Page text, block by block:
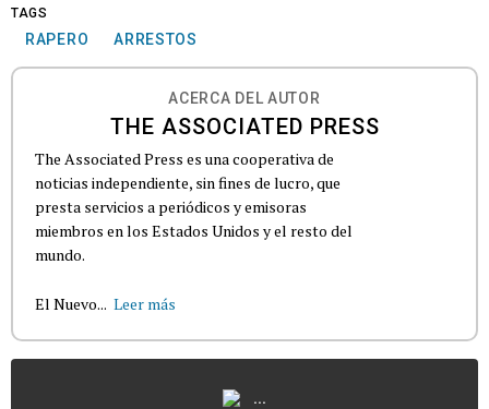
TAGS
RAPERO ARRESTOS
ACERCA DEL AUTOR
THE ASSOCIATED PRESS
The Associated Press es una cooperativa de
noticias independiente, sin fines de lucro, que
presta servicios a periódicos y emisoras
miembros en los Estados Unidos y el resto del
mundo.
El Nuevo... Leer más
...